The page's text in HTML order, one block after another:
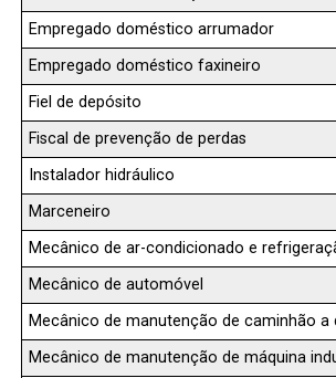
Empregado doméstico arrumador
Empregado doméstico faxineiro
Fiel de depósito
Fiscal de prevenção de perdas
Instalador hidráulico
Marceneiro
Mecânico de ar-condicionado e
Mecânico de automóvel
Mecânico de manutenção de caminhão a
Mecânico de manutenção de máquina